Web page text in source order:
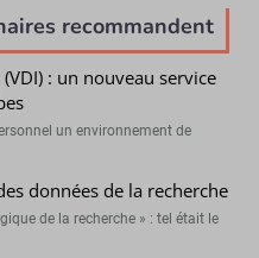
recommandent
: un nouveau service
un environnement de
données de la recherche
de la recherche » : tel était le